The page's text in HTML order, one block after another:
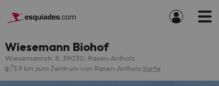
Wiesemann Biohof
Wiesemannstr. 8, 39030, Rasen-Antholz
3.9 km zum Zentrum von Rasen-Antholz Karte